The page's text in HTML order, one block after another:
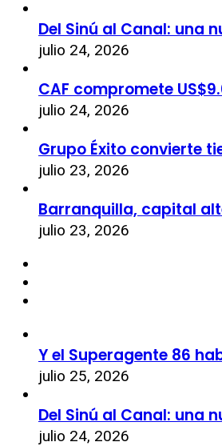
Del Sinú al Canal: una
julio 24, 2026
CAF compromete
julio 24, 2026
Grupo Éxito convierte
julio 23, 2026
Barranquilla, capital
julio 23, 2026
Y el Superagente 86
julio 25, 2026
Del Sinú al Canal: una
julio 24, 2026